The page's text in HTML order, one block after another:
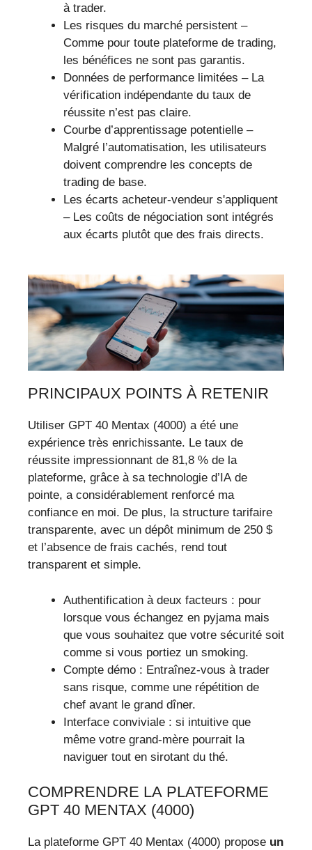
à trader.
Les risques du marché persistent –
Comme pour toute plateforme de trading,
les bénéfices ne sont pas garantis.
Données de performance limitées – La
vérification indépendante du taux de
réussite n’est pas claire.
Courbe d’apprentissage potentielle –
Malgré l’automatisation, les utilisateurs
doivent comprendre les concepts de
trading de base.
Les écarts acheteur-vendeur s'appliquent
– Les coûts de négociation sont intégrés
aux écarts plutôt que des frais directs.
PRINCIPAUX POINTS À RETENIR
Utiliser GPT 40 Mentax (4000) a été une
expérience très enrichissante. Le taux de
réussite impressionnant de 81,8 % de la
plateforme, grâce à sa technologie d’IA de
pointe, a considérablement renforcé ma
confiance en moi. De plus, la structure tarifaire
transparente, avec un dépôt minimum de 250 $
et l’absence de frais cachés, rend tout
transparent et simple.
Authentification à deux facteurs : pour
lorsque vous échangez en pyjama mais
que vous souhaitez que votre sécurité soit
comme si vous portiez un smoking.
Compte démo : Entraînez-vous à trader
sans risque, comme une répétition de
chef avant le grand dîner.
Interface conviviale : si intuitive que
même votre grand-mère pourrait la
naviguer tout en sirotant du thé.
COMPRENDRE LA PLATEFORME
GPT 40 MENTAX (4000)
La plateforme GPT 40 Mentax (4000) propose un